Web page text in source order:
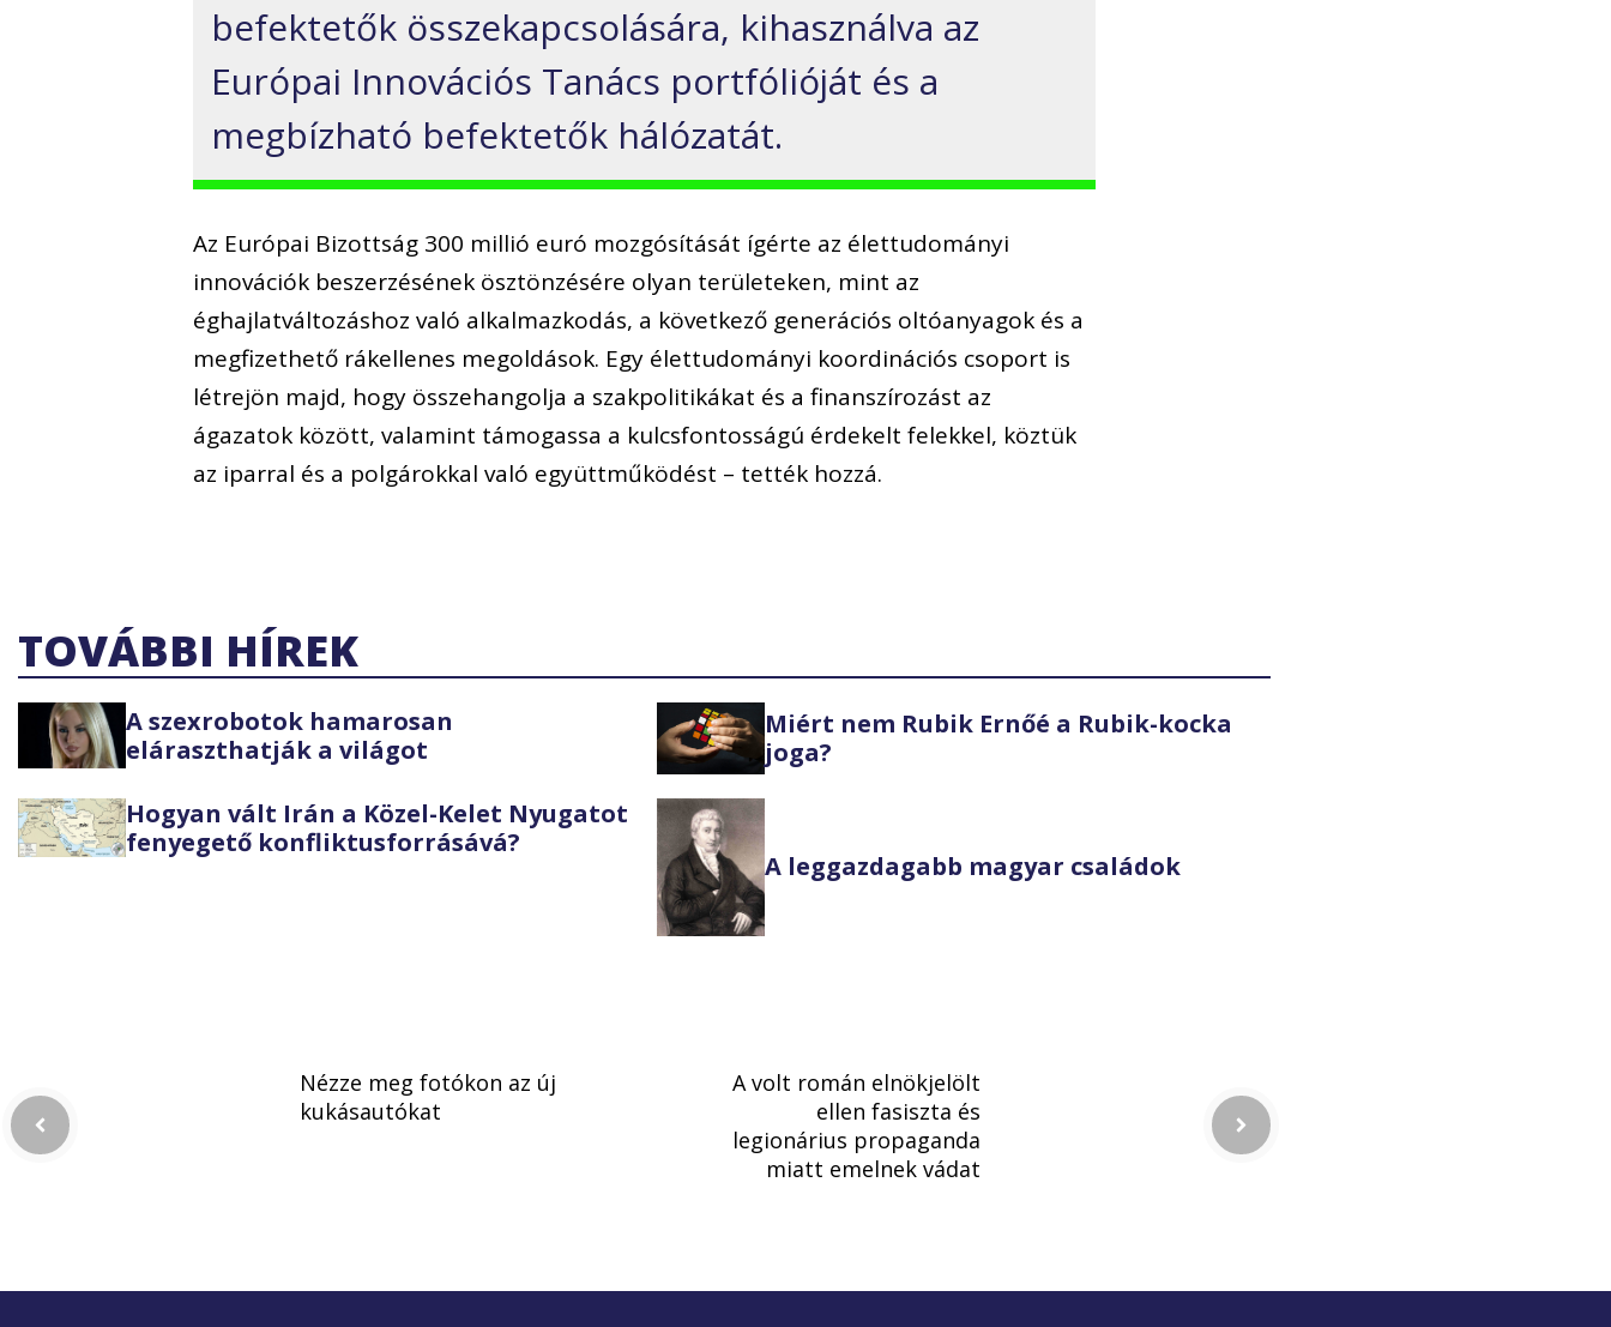
befektetők összekapcsolására, kihasználva az
Európai Innovációs Tanács portfólióját és a
megbízható befektetők hálózatát.
Az Európai Bizottság 300 millió euró mozgósítását ígérte az élettudományi
innovációk beszerzésének ösztönzésére olyan területeken, mint az
éghajlatváltozáshoz való alkalmazkodás, a következő generációs oltóanyagok és a
megfizethető rákellenes megoldások. Egy élettudományi koordinációs csoport is
létrejön majd, hogy összehangolja a szakpolitikákat és a finanszírozást az
ágazatok között, valamint támogassa a kulcsfontosságú érdekelt felekkel, köztük
az iparral és a polgárokkal való együttműködést – tették hozzá.
TOVÁBBI HÍREK
A szexrobotok hamarosan
eláraszthatják a világot
Miért nem Rubik Ernőé a Rubik-kocka
joga?
Hogyan vált Irán a Közel-Kelet Nyugatot
fenyegető konfliktusforrásává?
A leggazdagabb magyar családok
Nézze meg fotókon az új
kukásautókat
A volt román elnökjelölt
ellen fasiszta és
legionárius propaganda
miatt emelnek vádat